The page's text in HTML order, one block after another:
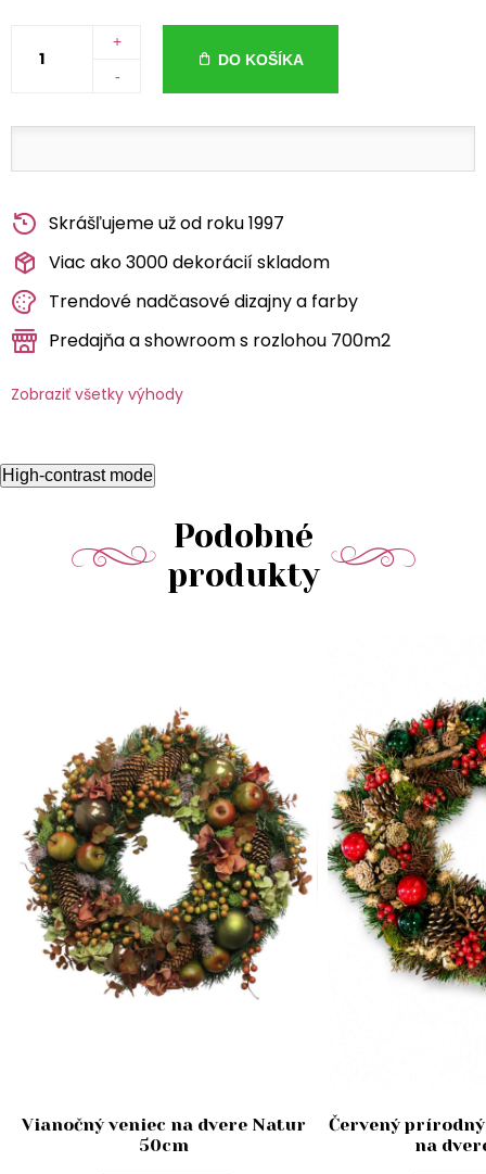
+
-
DO KOŠÍKA
Skrášľujeme už od roku 1997
Viac ako 3000 dekorácií skladom
Trendové nadčasové dizajny a farby
Predajňa a showroom s rozlohou 700m2
Zobraziť všetky výhody
High-contrast mode
Podobné
produkty
Vianočný veniec na dvere Natur
50cm
Červený
na